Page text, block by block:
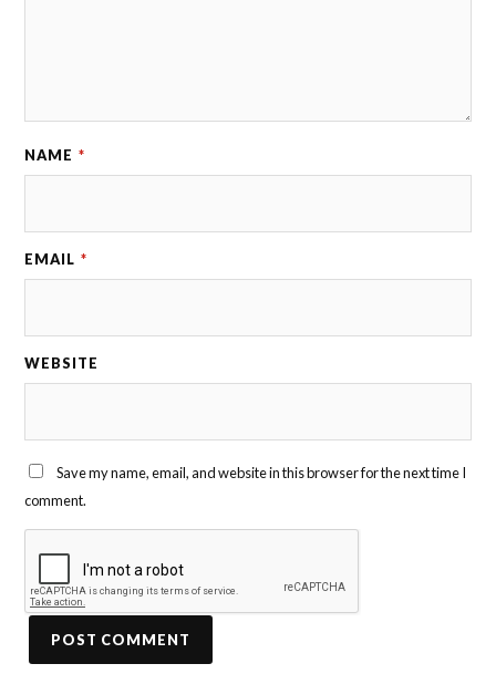
NAME *
EMAIL *
WEBSITE
Save my name, email, and website in this browser for the next time I
comment.